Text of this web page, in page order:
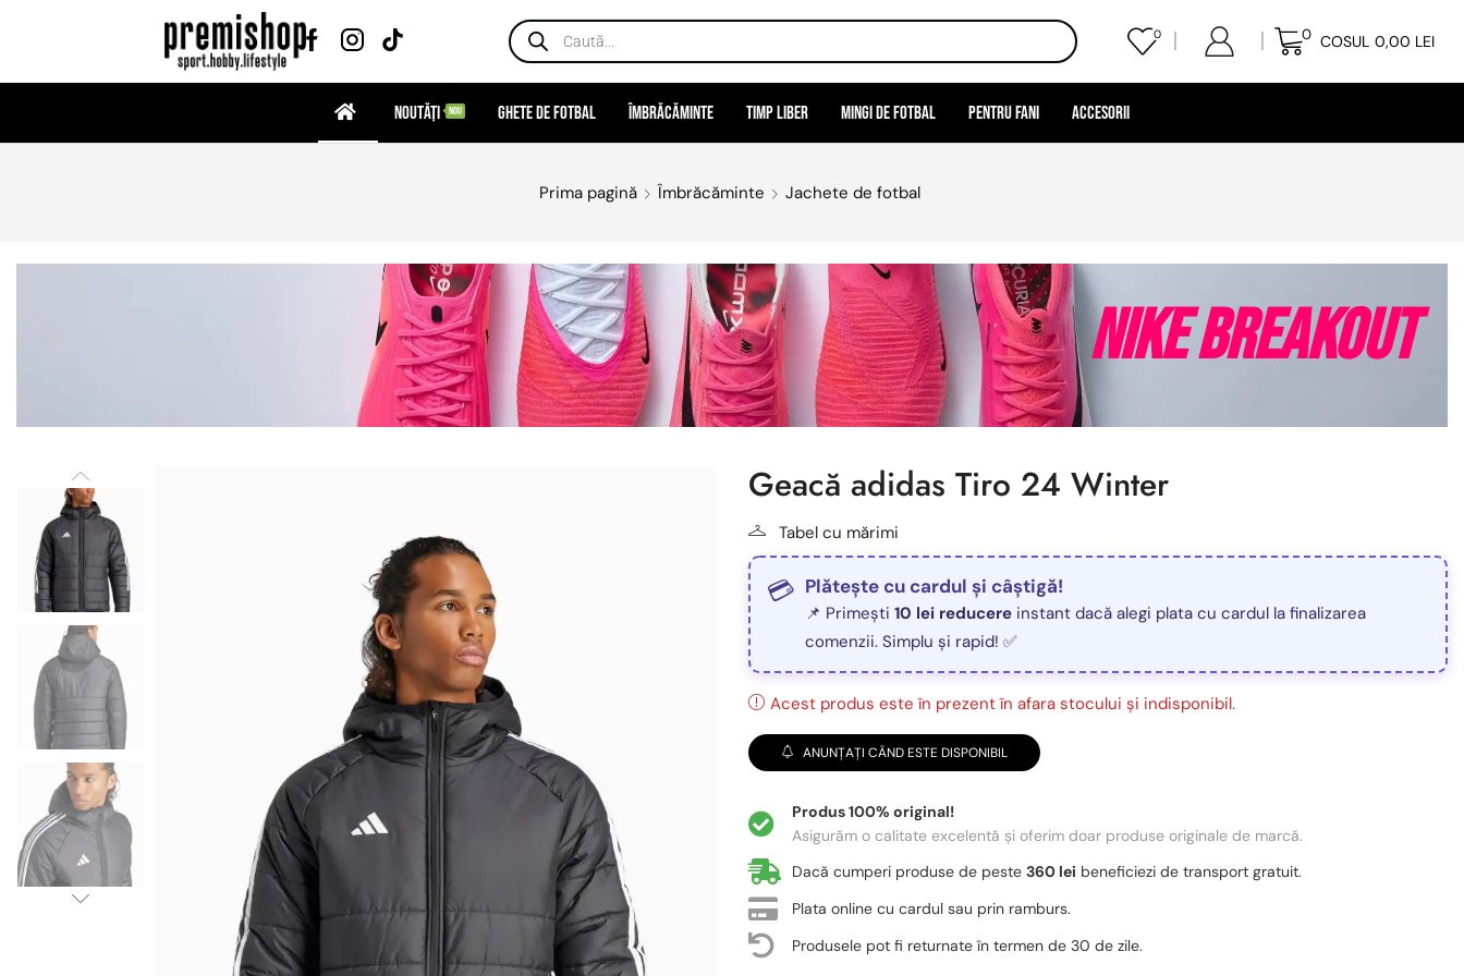
0 0 COSUL 0,00 LEI
Noutăți NOU Ghete de fotbal Îmbrăcăminte Timp liber Mingi de fotbal Pentru Fani Accesorii
Prima pagină Îmbrăcăminte Jachete de fotbal
Nike Breakout
Geacă adidas Tiro 24 Winter
Tabel cu mărimi
Plătește cu cardul și câștigă!
📌 Primești 10 lei reducere instant dacă alegi plata cu cardul la finalizarea
comenzii. Simplu și rapid! ✅
Acest produs este în prezent în afara stocului și indisponibil.
ANUNȚAȚI CÂND ESTE DISPONIBIL
Produs 100% original!
Asigurăm o calitate excelentă și oferim doar produse originale de marcă.
Dacă cumperi produse de peste 360 lei beneficiezi de transport gratuit.
Plata online cu cardul sau prin ramburs.
Produsele pot fi returnate în termen de 30 de zile.